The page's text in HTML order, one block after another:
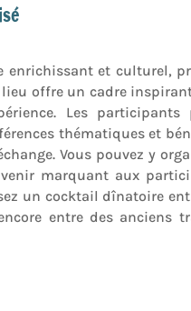
enrichissant et culturel,
offre un cadre
Les participants
thématiques et
Vous pouvez y
marquant aux
un cocktail dînatoire
entre des anciens